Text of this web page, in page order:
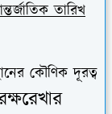
তারিখ
কৌণিক দূরত্ব